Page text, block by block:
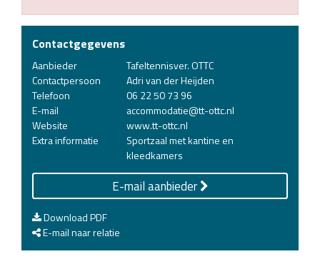
Contactgegevens
Aanbieder
Tafeltennisver. OTTC
Contactpersoon
Adri van der Heijden
Telefoon
06 22 50 73 96
E-mail
accommodatie@tt-ottc.nl
Website
www.tt-ottc.nl
Extra informatie
Sportzaal met kantine en
kleedkamers
E-mail aanbieder
Download PDF
E-mail naar relatie